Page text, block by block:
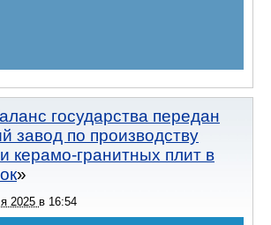
государства передан
завод по производству
керамо-гранитных плит в
2025 в 16:54